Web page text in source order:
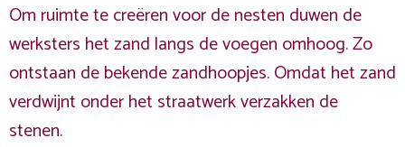
Om ruimte te creëren voor de nesten duwen de
werksters het zand langs de voegen omhoog. Zo
ontstaan de bekende zandhoopjes. Omdat het zand
verdwijnt onder het straatwerk verzakken de
stenen.